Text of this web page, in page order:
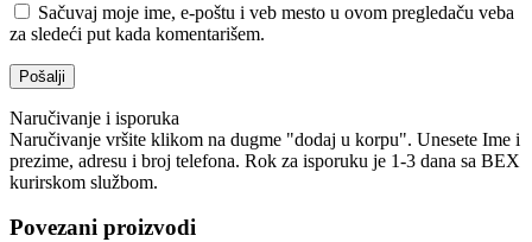
Sačuvaj moje ime, e-poštu i veb mesto u ovom pregledaču veba
za sledeći put kada komentarišem.
Naručivanje i isporuka
Naručivanje vršite klikom na dugme "dodaj u korpu". Unesete Ime i
prezime, adresu i broj telefona. Rok za isporuku je 1-3 dana sa BEX
kurirskom službom.
Povezani proizvodi